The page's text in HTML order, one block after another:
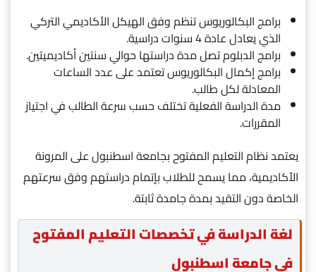
برامج البكالوريوس تنظم وفق الهيكل الأكاديمي التركي
الذي يعادل عادة 4 سنوات دراسية.
برامج الدبلوم تصل مدة دراستها حوالي سنتين أكاديميتين.
برامج إكمال البكالوريوس تعتمد على عدد الساعات
المعادلة لكل طالب.
مدة الدراسة الفعلية تختلف حسب سرعة الطالب في اجتياز
المقررات.
يعتمد نظام التعليم المفتوح بجامعة اسطنبول على المرونة
الأكاديمية، مما يسمح للطلاب بإتمام دراستهم وفق سرعتهم
الخاصة دون التقيد بمدة جامدة ثابتة.
لغة الدراسة في تخصصات التعليم المفتوح
في جامعة اسطنبول